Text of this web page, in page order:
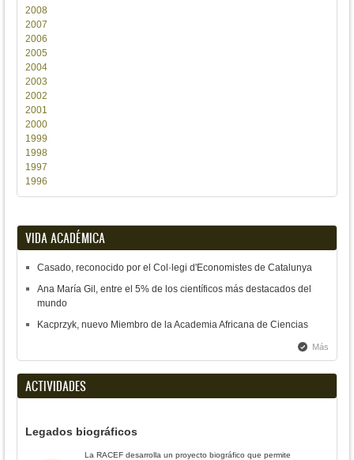
2008
2007
2006
2005
2004
2003
2002
2001
2000
1999
1998
1997
1996
VIDA ACADÉMICA
Casado, reconocido por el Col·legi d'Economistes de Catalunya
Ana María Gil, entre el 5% de los científicos más destacados del
mundo
Kacprzyk, nuevo Miembro de la Academia Africana de Ciencias
Más
ACTIVIDADES
Legados biográficos
La RACEF desarrolla un proyecto biográfico que permite